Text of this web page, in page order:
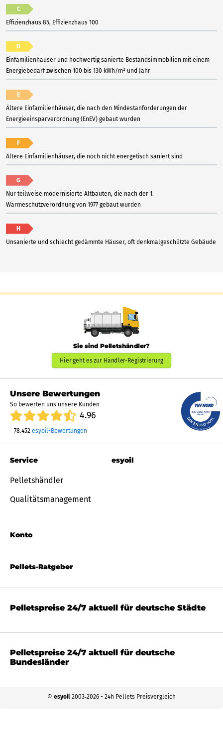
C
Effizienzhaus 85, Effizienzhaus 100
D
Einfamilienhäuser und hochwertig sanierte Bestandsimmobilien mit einem
Energiebedarf zwischen 100 bis 130 kWh/m² und Jahr
E
Ältere Einfamilienhäuser, die nach den Mindestanforderungen der
Energieeinsparverordnung (EnEV) gebaut wurden
F
Ältere Einfamilienhäuser, die noch nicht energetisch saniert sind
G
Nur teilweise modernisierte Altbauten, die nach der 1.
Wärmeschutzverordnung von 1977 gebaut wurden
H
Unsanierte und schlecht gedämmte Häuser, oft denkmalgeschützte Gebäude
Sie sind Pelletshändler?
Hier geht es zur Händler-Registrierung
Unsere Bewertungen
So bewerten uns unsere Kunden
4.96
78.452 esyoil-Bewertungen
Pellets-Ratgeber
Service
Pelletshändler
Qualitätsmanagement
Konto
esyoil
Pelletspreise 24/7 aktuell für deutsche Städte
Pelletspreise 24/7 aktuell für deutsche
Bundesländer
© esyoil 2003‐2026 - 24h Pellets Preisvergleich